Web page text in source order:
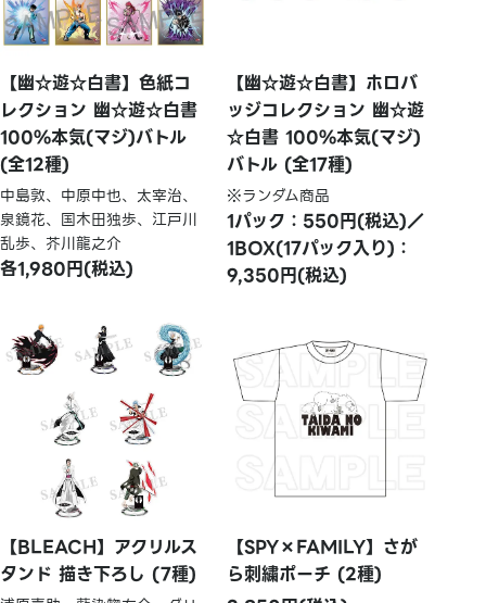
【幽☆遊☆白書】色紙コ
レクション 幽☆遊☆白書
100%本気(マジ)バトル
(全12種)
中島敦、中原中也、太宰治、
泉鏡花、国木田独歩、江戸川
乱歩、芥川龍之介
各1,980円(税込)
【幽☆遊☆白書】ホロバ
ッジコレクション 幽☆遊
☆白書 100%本気(マジ)
バトル (全17種)
※ランダム商品
1パック：550円(税込)／
1BOX(17パック入り)：
9,350円(税込)
【BLEACH】アクリルス
タンド 描き下ろし (7種)
【SPY×FAMILY】さが
ら刺繍ポーチ (2種)